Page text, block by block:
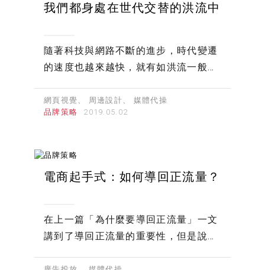
我們都身處在世代交替的洪流中
隨著科技與網路不斷的進步，時代變遷
的速度也越來越快，就有如洪流一般，
進。
網頁視覺 周邊設計
媒體代操
品牌策略
電商起手式：如何導回正流量？
在上一篇「為什麼要導回正流量」一文
講到了導回正流量的重要性，但是說了